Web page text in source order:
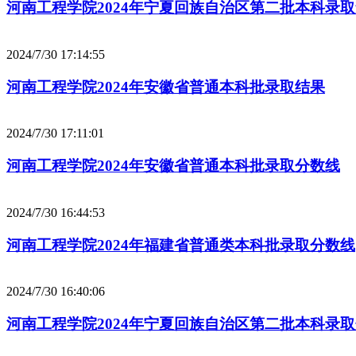
河南工程学院2024年宁夏回族自治区第二批本科录
2024/7/30 17:14:55
河南工程学院2024年安徽省普通本科批录取结果
2024/7/30 17:11:01
河南工程学院2024年安徽省普通本科批录取分数线
2024/7/30 16:44:53
河南工程学院2024年福建省普通类本科批录取分数线
2024/7/30 16:40:06
河南工程学院2024年宁夏回族自治区第二批本科录